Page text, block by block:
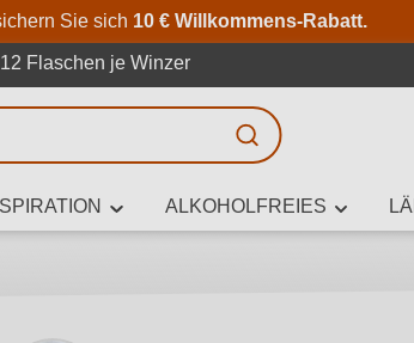
Hauptinhalt springen
Suche springen
Hauptnavigation springen
Sie sich 10 € Willkommens-Rabatt.
Flaschen je Winzer
ALKOHOLFREIES
Erweiterte Suche